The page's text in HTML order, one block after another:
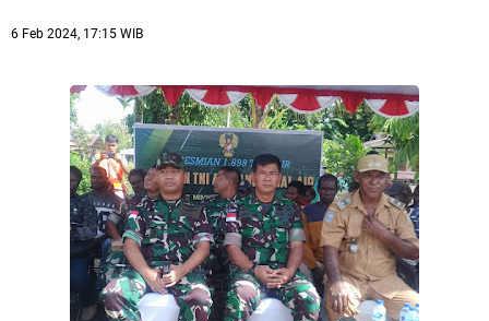
6 Feb 2024, 17:15 WIB